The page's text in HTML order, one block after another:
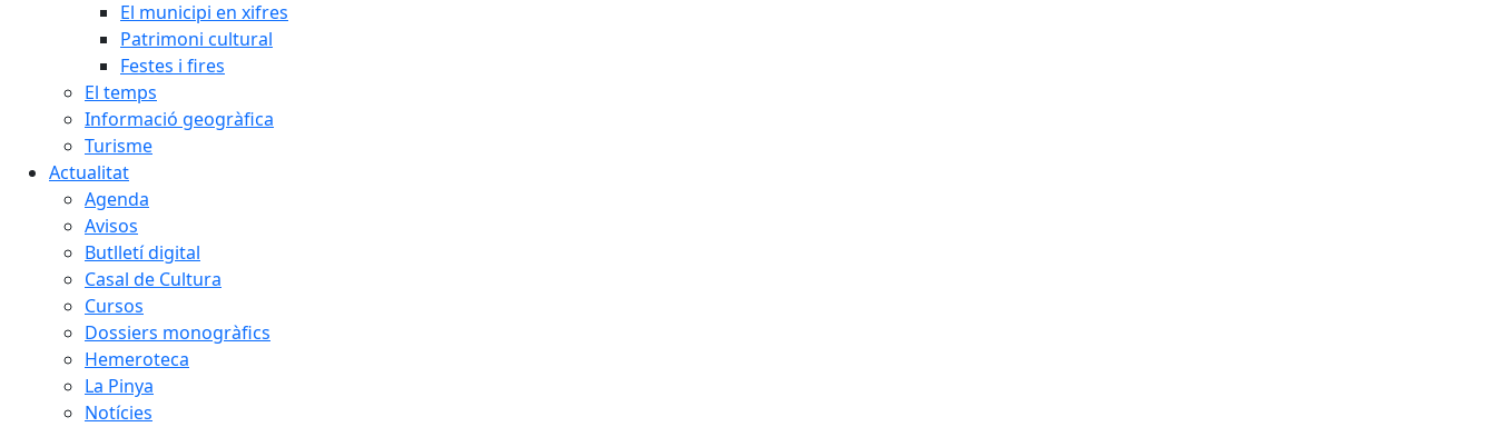
El municipi en xifres
Patrimoni cultural
Festes i fires
El temps
Informació geogràfica
Turisme
Actualitat
Agenda
Avisos
Butlletí digital
Casal de Cultura
Cursos
Dossiers monogràfics
Hemeroteca
La Pinya
Notícies